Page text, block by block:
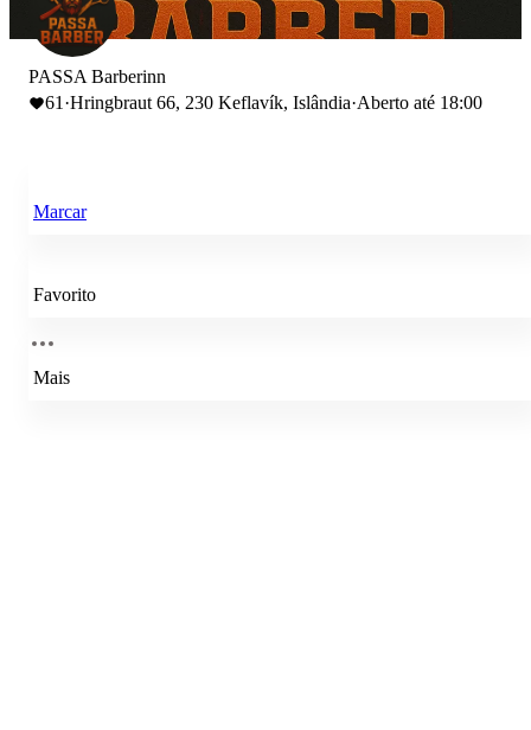
PASSA Barberinn
61 ·Hringbraut 66, 230 Keflavík, Islândia·Aberto até 18:00
Marcar
Favorito
Mais